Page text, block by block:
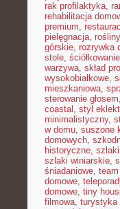
rak profilaktyka,
rehabilitacja
premium,
pielęgnacja,
górskie, rozrywka
stole, ściółkowanie
warzywa, skład
wysokobiałkowe,
mieszkaniowa,
sterowanie głosem,
coastal , styl
minimalistyczny,
w domu, suszone
domowych,
historyczne,
szlaki winiarskie,
śniadaniowe,
domowe,
domowe, tiny
filmowa, turystyka